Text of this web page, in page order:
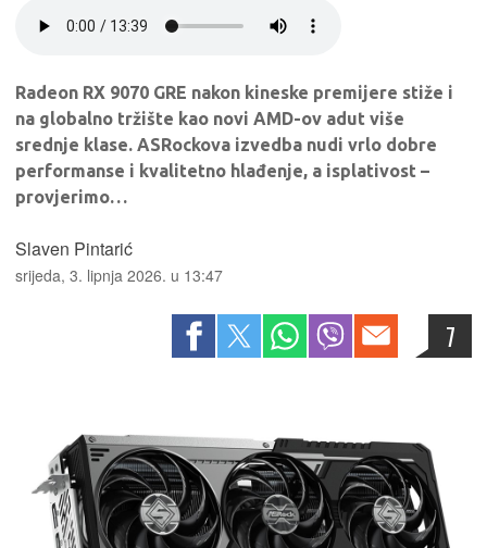
Radeon RX 9070 GRE nakon kineske premijere stiže i
na globalno tržište kao novi AMD-ov adut više
srednje klase. ASRockova izvedba nudi vrlo dobre
performanse i kvalitetno hlađenje, a isplativost –
provjerimo…
Slaven Pintarić
srijeda, 3. lipnja 2026. u 13:47
7